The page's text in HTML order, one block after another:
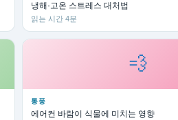
냉해·고온 스트레스 대처법
읽는 시간 4분
💨
통풍
에어컨 바람이 식물에 미치는 영향